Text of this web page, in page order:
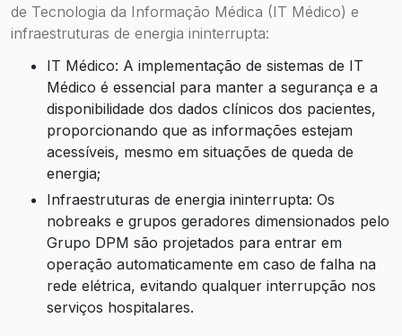
de Tecnologia da Informação Médica (IT Médico) e
infraestruturas de energia ininterrupta:
IT Médico: A implementação de sistemas de IT
Médico é essencial para manter a segurança e a
disponibilidade dos dados clínicos dos pacientes,
proporcionando que as informações estejam
acessíveis, mesmo em situações de queda de
energia;
Infraestruturas de energia ininterrupta: Os
nobreaks e grupos geradores dimensionados pelo
Grupo DPM são projetados para entrar em
operação automaticamente em caso de falha na
rede elétrica, evitando qualquer interrupção nos
serviços hospitalares.